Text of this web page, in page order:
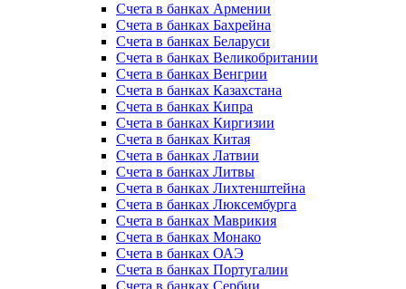
Счета в банках Армении
Счета в банках Бахрейна
Счета в банках Беларуси
Счета в банках Великобритании
Счета в банках Венгрии
Счета в банках Казахстана
Счета в банках Кипра
Счета в банках Киргизии
Счета в банках Китая
Счета в банках Латвии
Счета в банках Литвы
Счета в банках Лихтенштейна
Счета в банках Люксембурга
Счета в банках Маврикия
Счета в банках Монако
Счета в банках ОАЭ
Счета в банках Португалии
Счета в банках Сербии